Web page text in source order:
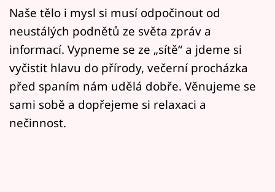
Mámy sobě
Přihlášení
Sledujte nás
Naše tělo i mysl si musí odpočinout od
neustálých podnětů ze světa zpráv a
informací. Vypneme se ze „sítě“ a jdeme si
vyčistit hlavu do přírody, večerní procházka
před spaním nám udělá dobře. Věnujeme se
sami sobě a dopřejeme si relaxaci a
nečinnost.